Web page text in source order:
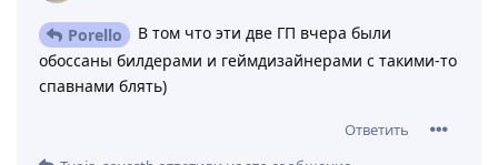
Porello
В том что эти две ГП вчера были
обоссаны билдерами и геймдизайнерами с такими-то
спавнами блять)
Ответить